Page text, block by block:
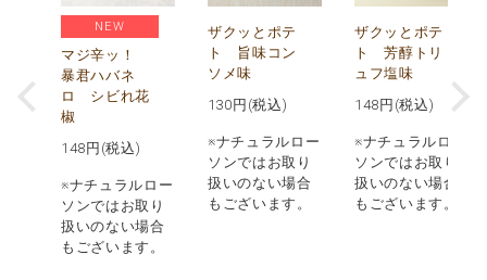
NEW
マジ辛ッ！
暴君ハバネ
ロ シビれ花
椒
148 円(税込)
※ナチュラルロー
ソンではお取り
扱いのない場合
もございます。
ザクッとポテ
ト 旨味コン
ソメ味
130 円(税込)
※ナチュラルロー
ソンではお取り
扱いのない場合
もございます。
ザクッとポテ
ト 芳醇トリ
ュフ塩味
148 円(税込)
※ナチュラルロー
ソンではお取り
扱いのない場合
もございます。